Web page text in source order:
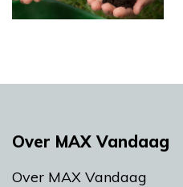
Over MAX Vandaag
Over MAX Vandaag